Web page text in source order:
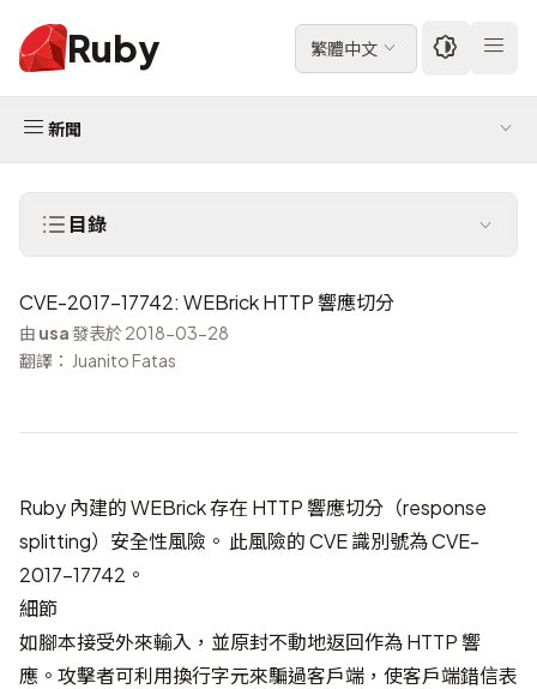
Ruby 繁體中文
新聞
目錄
CVE-2017-17742: WEBrick HTTP 響應切分
由 usa發表於 2018-03-28
翻譯： Juanito Fatas
Ruby 內建的 WEBrick 存在 HTTP 響應切分（response
splitting）安全性風險。 此風險的 CVE 識別號為CVE-
2017-17742 。
細節
如腳本接受外來輸入，並原封不動地返回作為 HTTP 響
應。攻擊者可利用換行字元來騙過客戶端，使客戶端錯信表